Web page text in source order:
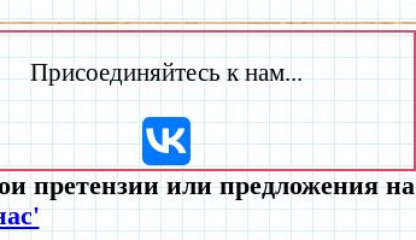
Присоединяйтесь к нам...
претензии или предложения на